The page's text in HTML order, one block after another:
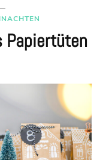
Papiertüten